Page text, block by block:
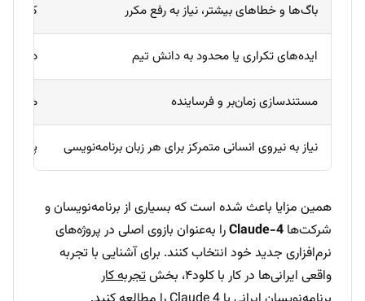
باگ‌ها و خطاهای بیشتر، نیاز به رفع مکرر کاهش
ایده‌های تکراری یا محدود به دانش تیم
مستندسازی زمان‌بر و فرساینده
نیاز به نیروی انسانی متمرکز برای هر زبان برنامه‌نویسی
همین مزایا باعث شده است که بسیاری از برنامه‌نویسان و
شرکت‌ها Claude-4را به‌عنوان بازوی اصلی در پروژه‌های
نرم‌افزاری جدید خود انتخاب کنند. برای آشنایی با تجربه
واقعی ایرانی‌ها در کار با کلود۴، بخش
تجربه کار